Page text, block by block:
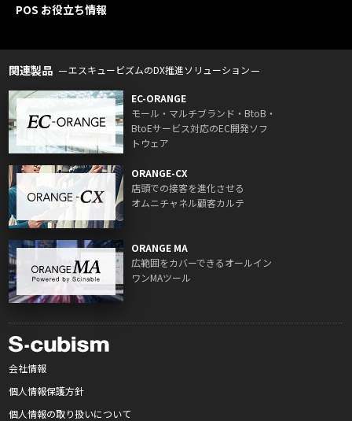
POS お役立ち情報
関連製品 エスキュービズムのDX推進ソリューション
EC-ORANGE
モール・マルチブランド・BtoB・
BtoEサービス対応のEC開発ソフ
トウェア
ORANGE-CX
店頭での接客を進化させる
オムニチャネル顧客カルテ
ORANGE MA
広範囲をカバーできるオールイン
ワンMAツール
会社情報
個人情報保護方針
個人情報の取り扱いについて